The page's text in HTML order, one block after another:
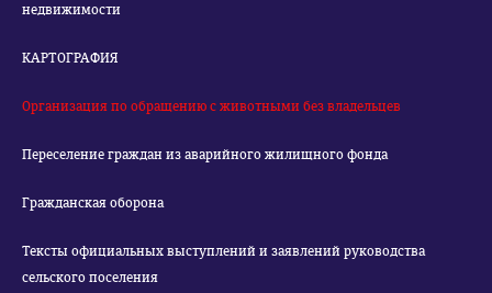
недвижимости
КАРТОГРАФИЯ
Организация по обращению с животными без владельцев
Переселение граждан из аварийного жилищного фонда
Гражданская оборона
Тексты официальных выступлений и заявлений руководства
сельского поселения